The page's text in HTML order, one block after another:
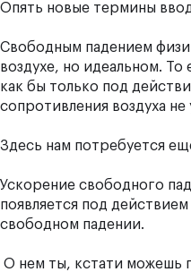
Опять новые термины
Свободным падением
воздухе, но идеальном. То
как бы только под
сопротивления воздуха не
Здесь нам потребуется
Ускорение свободного
появляется под
свободном падении.
О нем ты, кстати можешь